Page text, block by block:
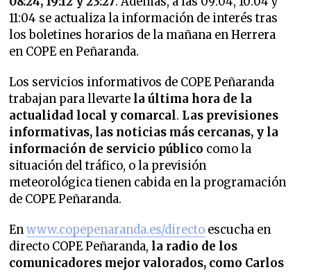
11:04 se actualiza la información de interés tras
los boletines horarios de la mañana en Herrera
en COPE en Peñaranda.
Los servicios informativos de COPE Peñaranda
trabajan para llevarte la última hora de la
actualidad local y comarcal. Las previsiones
informativas, las noticias más cercanas, y la
información de servicio público como la
situación del tráfico, o la previsión
meteorológica tienen cabida en la programación
de COPE Peñaranda.
Enwww.copepenaranda.es/directo escucha en
directo COPE Peñaranda, la radio de los
comunicadores mejor valorados, como Carlos